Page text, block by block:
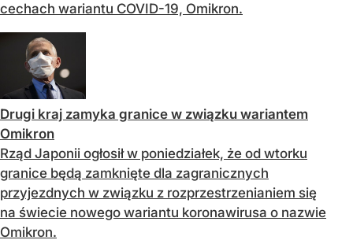
cechach wariantu COVID-19, Omikron.
Drugi kraj zamyka granice w związku wariantem
Omikron
Rząd Japonii ogłosił w poniedziałek, że od wtorku
granice będą zamknięte dla zagranicznych
przyjezdnych w związku z rozprzestrzenianiem się
na świecie nowego wariantu koronawirusa o nazwie
Omikron.